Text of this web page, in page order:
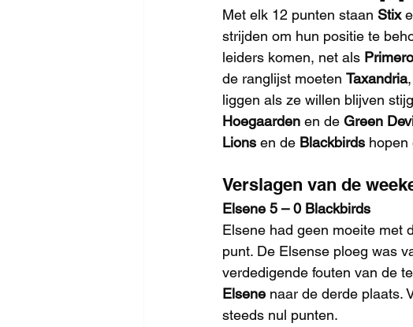
Met elk 12 punten staan Stix
strijden om hun positie te
leiders komen, net als
de ranglijst moeten Taxandria,
liggen als ze willen blijven
Hoegaarden en de Green
Lions en de Blackbirds hopen
Verslagen van de
Elsene 5 – 0 Blackbirds
Elsene had geen moeite met
punt. De Elsense ploeg was
verdedigende fouten van de
Elsene naar de derde plaats.
steeds nul punten.